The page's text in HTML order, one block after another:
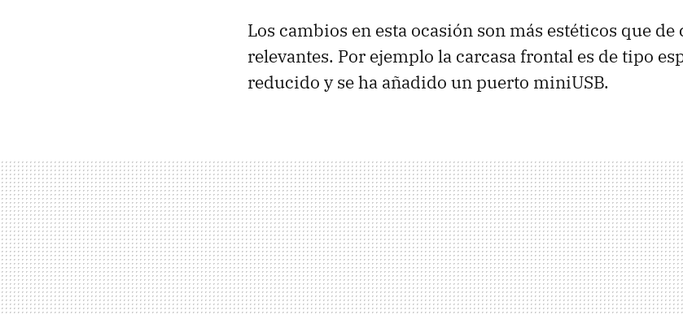
Los cambios en esta ocasión son más estéticos que
relevantes. Por ejemplo la carcasa frontal es de tipo
reducido y se ha añadido un puerto miniUSB.